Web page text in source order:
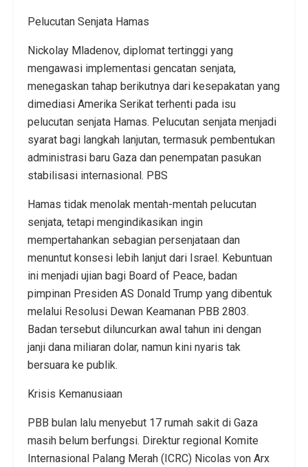
Pelucutan Senjata Hamas
Nickolay Mladenov, diplomat tertinggi yang
mengawasi implementasi gencatan senjata,
menegaskan tahap berikutnya dari kesepakatan yang
dimediasi Amerika Serikat terhenti pada isu
pelucutan senjata Hamas. Pelucutan senjata menjadi
syarat bagi langkah lanjutan, termasuk pembentukan
administrasi baru Gaza dan penempatan pasukan
stabilisasi internasional. PBS
Hamas tidak menolak mentah-mentah pelucutan
senjata, tetapi mengindikasikan ingin
mempertahankan sebagian persenjataan dan
menuntut konsesi lebih lanjut dari Israel. Kebuntuan
ini menjadi ujian bagi Board of Peace, badan
pimpinan Presiden AS Donald Trump yang dibentuk
melalui Resolusi Dewan Keamanan PBB 2803.
Badan tersebut diluncurkan awal tahun ini dengan
janji dana miliaran dolar, namun kini nyaris tak
bersuara ke publik.
Krisis Kemanusiaan
PBB bulan lalu menyebut 17 rumah sakit di Gaza
masih belum berfungsi. Direktur regional Komite
Internasional Palang Merah (ICRC) Nicolas von Arx